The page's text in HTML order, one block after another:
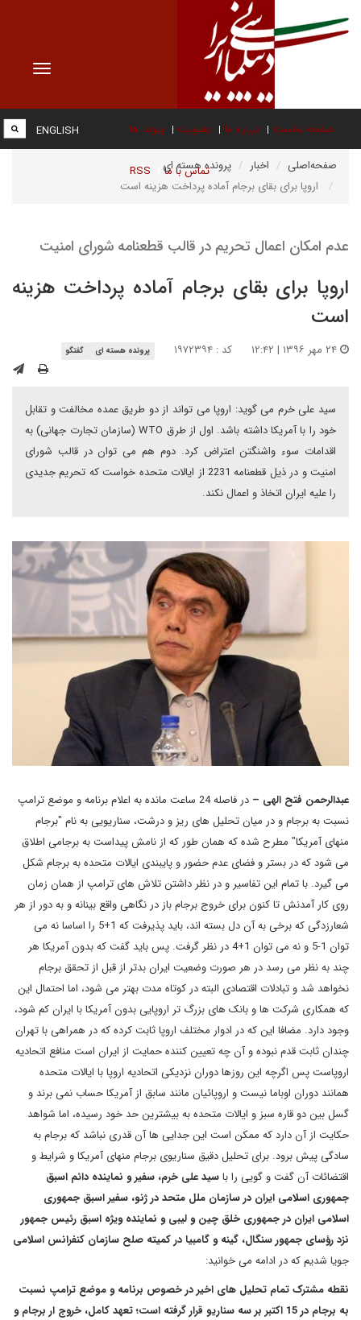
Toggle
صفحه نخست درباره ما عضویت پیوند ها
تماس با ما RSS
ENGLISH
صفحه‌اصلی اخبار
پرونده هسته ای
اروپا برای بقای برجام آماده پرداخت هزینه است
عدم امکان اعمال تحریم در قالب قطعنامه شورای امنیت
اروپا برای بقای برجام آماده پرداخت هزینه
است
کد : ۱۹۷۲۳۹۴ پرونده هسته ای گفتگو
سید علی خرم می گوید: اروپا می تواند از دو طریق عمده مخالفت و تقابل
خود را با آمریکا داشته باشد. اول از طرق WTO (سازمان تجارت جهانی) به
اقدامات سوء واشنگتن اعتراض کرد. دوم هم می توان در قالب شورای
امنیت و در ذیل قطعنامه 2231 از ایالات متحده خواست که تحریم جدیدی
را علیه ایران اتخاذ و اعمال نکند.
عبدالرحمن فتح الهی –
در فاصله 24 ساعت مانده به اعلام برنامه و موضع ترامپ
نسبت به برجام و در میان تحلیل های ریز و درشت، سناریویی به نام "برجام
منهای آمریکا" مطرح شده که همان طور که از نامش پیداست به برجامی اطلاق
می شود که در بستر و فضای عدم حضور و پایبندی ایالات متحده به برجام شکل
می گیرد. با تمام این تفاسیر و در نظر داشتن تلاش های ترامپ از همان زمان
روی کار آمدنش تا کنون برای خروج برجام باز در نگاهی واقع بینانه و به دور از هر
شعارزدگی که برخی به آن دل بسته اند، باید پذیرفت که 1+5 را اساسا نه می
توان 1-5 و نه می توان 1+4 در نظر گرفت. پس باید گفت که بدون آمریکا هر
چند به نظر می رسد در هر صورت وضعیت ایران بدتر از قبل از تحقق برجام
نخواهد شد و تبادلات اقتصادی البته در کوتاه مدت بهتر می شود، اما احتمال این
که همکاری شرکت ها و بانک های بزرگ تر اروپایی بدون آمریکا با ایران کم شود،
وجود دارد. مضافا این که در ادوار مختلف اروپا ثابت کرده که در همراهی با تهران
چندان ثابت قدم نبوده و آن چه تعیین کننده حمایت از ایران است منافع اتحادیه
اروپاست پس اگرچه این روزها دوران نزدیکی اتحادیه اروپا با ایالات متحده
همانند دوران اوباما نیست و اروپائیان مانند سابق از آمریکا حساب نمی برند و
گسل بین دو قاره سبز و ایالات متحده به بیشترین حد خود رسیده، اما شواهد
حکایت از آن دارد که ممکن است این جدایی ها آن قدری نباشد که برجام به
سادگی پیش برود. برای تحلیل دقیق سناریوی برجام منهای آمریکا و شرایط و
اقتضائات آن گفت و گویی را باسید علی خرم، سفیر و نماینده دائم اسبق
جمهوری اسلامی ایران در سازمان ملل متحد در ژنو، سفیر اسبق جمهوری
اسلامی ایران در جمهوری خلق چین و لیبی و نماینده ویژه اسبق رئیس جمهور
نزد رؤسای جمهور سنگال، گینه و گامبیا در کمیته صلح سازمان کنفرانس اسلامی
جویا شدیم که در ادامه می خوانید:
نقطه مشترک تمام تحلیل های اخیر در خصوص برنامه و موضع ترامپ نسبت
به برجام در 15 اکتبر بر سه سناریو قرار گرفته است؛ تعهد کامل، خروج ار برجام و